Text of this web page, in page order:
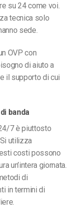
su 24 come voi.
tecnica solo
sede.
OVP con
di aiuto a
il supporto di cui
banda
7 è piuttosto
utilizza
costi possono
un’intera giornata.
di
in termini di